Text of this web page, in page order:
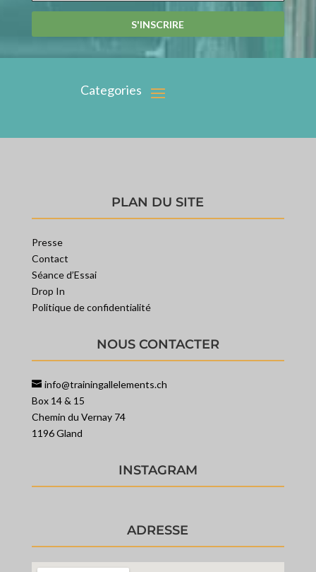
S'INSCRIRE
PLAN DU SITE
Presse
Contact
Séance d’Essai
Drop In
Politique de confidentialité
NOUS CONTACTER
info@trainingallelements.ch
Box 14 & 15
Chemin du Vernay 74
1196 Gland
INSTAGRAM
ADRESSE